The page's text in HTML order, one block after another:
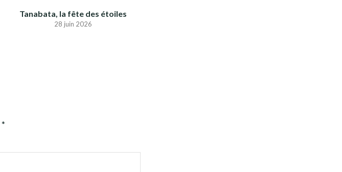
Tanabata, la fête des étoiles
28 juin 2026
*